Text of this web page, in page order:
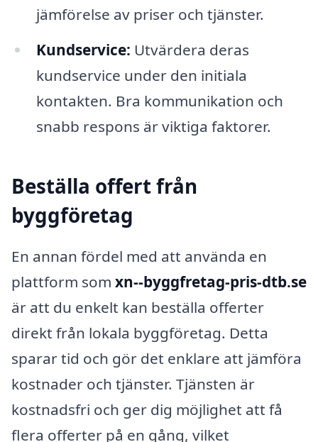
jämförelse av priser och tjänster.
Kundservice: Utvärdera deras
kundservice under den initiala
kontakten. Bra kommunikation och
snabb respons är viktiga faktorer.
Beställa offert från
byggföretag
En annan fördel med att använda en
plattform som xn--byggfretag-pris-dtb.se
är att du enkelt kan beställa offerter
direkt från lokala byggföretag. Detta
sparar tid och gör det enklare att jämföra
kostnader och tjänster. Tjänsten är
kostnadsfri och ger dig möjlighet att få
flera offerter på en gång, vilket